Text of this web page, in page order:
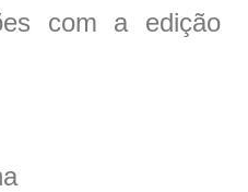
com a edição